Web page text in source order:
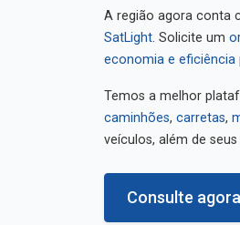
A região agora conta
SatLight . Solicite um
economia e eficiência
Temos a melhor
caminhões
carretas
veículos, além de
Consulte